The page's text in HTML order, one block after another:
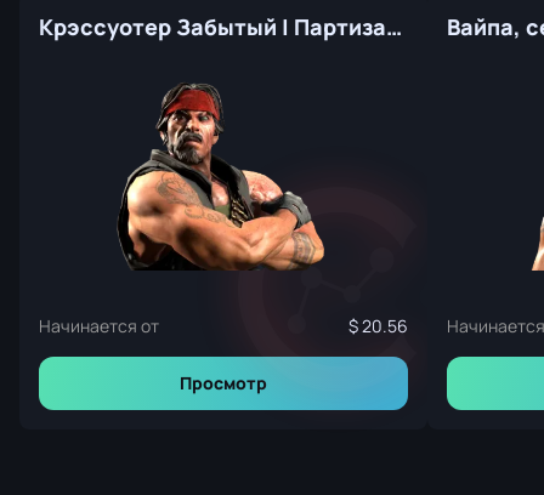
Крэссуотер Забытый | Партизаны
Начинается от 20.56
Просмотр